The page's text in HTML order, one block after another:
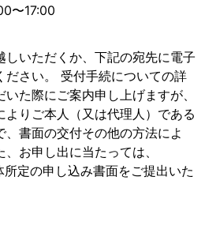
〜17:00
しいただくか、下記の宛先に電子
ださい。 受付手続についての詳
た際にご案内申し上げますが、
よりご本人（又は代理人）である
、書面の交付その他の方法によ
お申し出に当たっては、
所定の申し込み書面をご提出いた